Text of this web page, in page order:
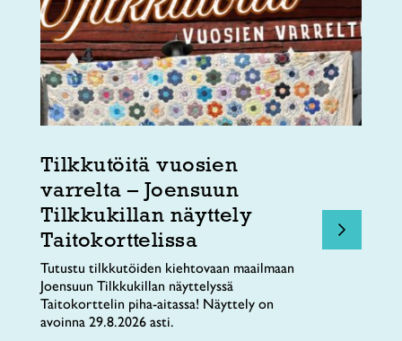
Tilkkutöitä vuosien
varrelta – Joensuun
Tilkkukillan näyttely
Taitokorttelissa
Tutustu tilkkutöiden kiehtovaan maailmaan
Joensuun Tilkkukillan näyttelyssä
Taitokorttelin piha-aitassa! Näyttely on
avoinna 29.8.2026 asti.